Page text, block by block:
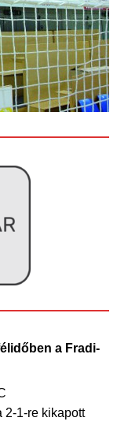
a Fradi-
2-1-re kikapott